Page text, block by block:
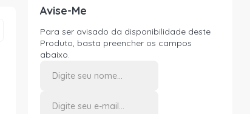
Avise-Me
Para ser avisado da disponibilidade deste
Produto, basta preencher os campos
abaixo.